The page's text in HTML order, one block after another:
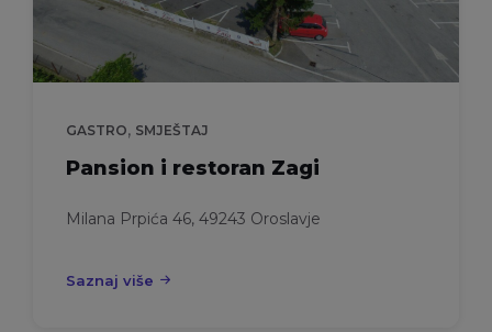
GASTRO, SMJEŠTAJ
Pansion i restoran Zagi
Milana Prpića 46, 49243 Oroslavje
Saznaj više